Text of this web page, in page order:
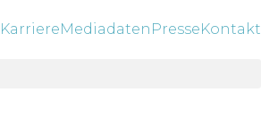
KarriereMediadaten PresseKontakt